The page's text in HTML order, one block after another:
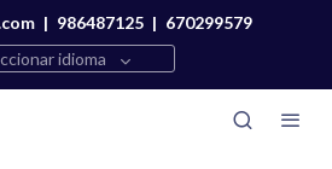
| 986487125 | 670299579
idioma